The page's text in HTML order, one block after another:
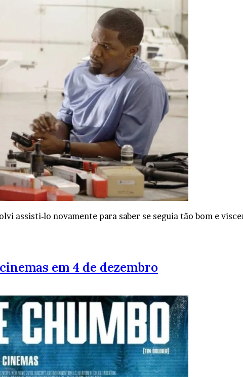
assisti-lo novamente para saber se seguia tão bom e
em 4 de dezembro